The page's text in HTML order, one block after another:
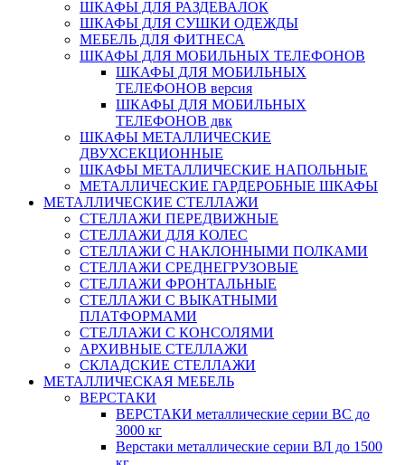
ШКАФЫ ДЛЯ РАЗДЕВАЛОК
ШКАФЫ ДЛЯ СУШКИ ОДЕЖДЫ
МЕБЕЛЬ ДЛЯ ФИТНЕСА
ШКАФЫ ДЛЯ МОБИЛЬНЫХ ТЕЛЕФОНОВ
ШКАФЫ ДЛЯ МОБИЛЬНЫХ
ТЕЛЕФОНОВ версия
ШКАФЫ ДЛЯ МОБИЛЬНЫХ
ТЕЛЕФОНОВ двк
ШКАФЫ МЕТАЛЛИЧЕСКИЕ
ДВУХСЕКЦИОННЫЕ
ШКАФЫ МЕТАЛЛИЧЕСКИЕ НАПОЛЬНЫЕ
МЕТАЛЛИЧЕСКИЕ ГАРДЕРОБНЫЕ ШКАФЫ
МЕТАЛЛИЧЕСКИЕ СТЕЛЛАЖИ
СТЕЛЛАЖИ ПЕРЕДВИЖНЫЕ
СТЕЛЛАЖИ ДЛЯ КОЛЕС
СТЕЛЛАЖИ С НАКЛОННЫМИ ПОЛКАМИ
СТЕЛЛАЖИ СРЕДНЕГРУЗОВЫЕ
СТЕЛЛАЖИ ФРОНТАЛЬНЫЕ
СТЕЛЛАЖИ С ВЫКАТНЫМИ
ПЛАТФОРМАМИ
СТЕЛЛАЖИ С КОНСОЛЯМИ
АРХИВНЫЕ СТЕЛЛАЖИ
СКЛАДСКИЕ СТЕЛЛАЖИ
МЕТАЛЛИЧЕСКАЯ МЕБЕЛЬ
ВЕРСТАКИ
ВЕРСТАКИ металлические серии ВС до
3000 кг
Верстаки металлические серии ВЛ до 1500